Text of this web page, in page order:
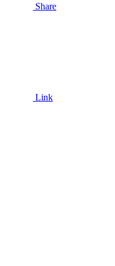
Share
Link